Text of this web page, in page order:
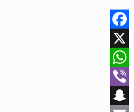
Facebook
X
WhatsApp
Viber